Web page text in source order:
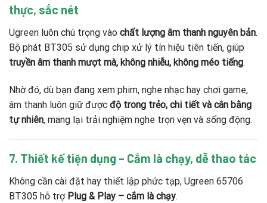
thực, sắc nét
Ugreen luôn chú trọng vào chất lượng âm thanh nguyên bản.
Bộ phát BT305 sử dụng chip xử lý tín hiệu tiên tiến, giúp
truyền âm thanh mượt mà, không nhiễu, không méo tiếng.
Nhờ đó, dù bạn đang xem phim, nghe nhạc hay chơi game,
âm thanh luôn giữ được độ trong trẻo, chi tiết và cân bằng
tự nhiên, mang lại trải nghiệm nghe trọn vẹn và sống động.
7. Thiết kế tiện dụng – Cắm là chạy, dễ thao tác
Không cần cài đặt hay thiết lập phức tạp, Ugreen 65706
BT305 hỗ trợ Plug & Play – cắm là chạy.